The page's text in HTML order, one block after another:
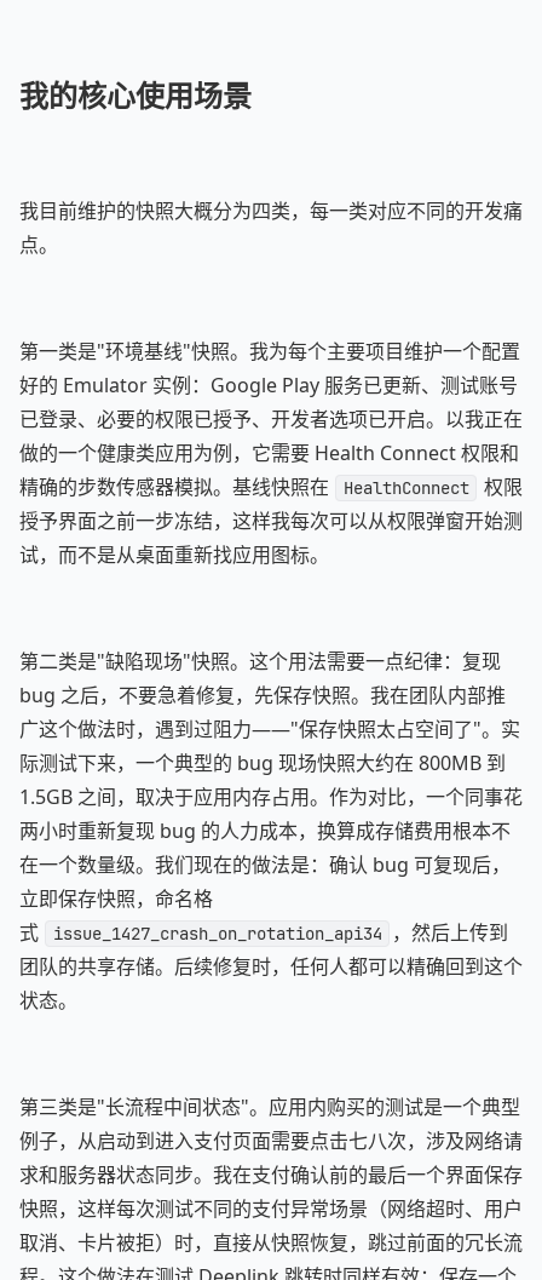
我的核心使用场景
我目前维护的快照大概分为四类，每一类对应不同的开发痛
点。
第一类是"环境基线"快照。我为每个主要项目维护一个配置
好的 Emulator 实例：Google Play 服务已更新、测试账号
已登录、必要的权限已授予、开发者选项已开启。以我正在
做的一个健康类应用为例，它需要 Health Connect 权限和
精确的步数传感器模拟。基线快照在
HealthConnect
权限
授予界面之前一步冻结，这样我每次可以从权限弹窗开始测
试，而不是从桌面重新找应用图标。
第二类是"缺陷现场"快照。这个用法需要一点纪律：复现
bug 之后，不要急着修复，先保存快照。我在团队内部推
广这个做法时，遇到过阻力——"保存快照太占空间了"。实
际测试下来，一个典型的 bug 现场快照大约在 800MB 到
1.5GB 之间，取决于应用内存占用。作为对比，一个同事花
两小时重新复现 bug 的人力成本，换算成存储费用根本不
在一个数量级。我们现在的做法是：确认 bug 可复现后，
立即保存快照，命名格
式
issue_1427_crash_on_rotation_api34
，然后上传到
团队的共享存储。后续修复时，任何人都可以精确回到这个
状态。
第三类是"长流程中间状态"。应用内购买的测试是一个典型
例子，从启动到进入支付页面需要点击七八次，涉及网络请
求和服务器状态同步。我在支付确认前的最后一个界面保存
快照，这样每次测试不同的支付异常场景（网络超时、用户
取消、卡片被拒）时，直接从快照恢复，跳过前面的冗长流